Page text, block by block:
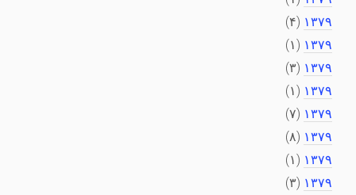
۱۳۷۹ (۴)
۱۳۷۹ (۱)
۱۳۷۹ (۳)
۱۳۷۹ (۱)
۱۳۷۹ (۷)
۱۳۷۹ (۸)
۱۳۷۹ (۱)
۱۳۷۹ (۳)